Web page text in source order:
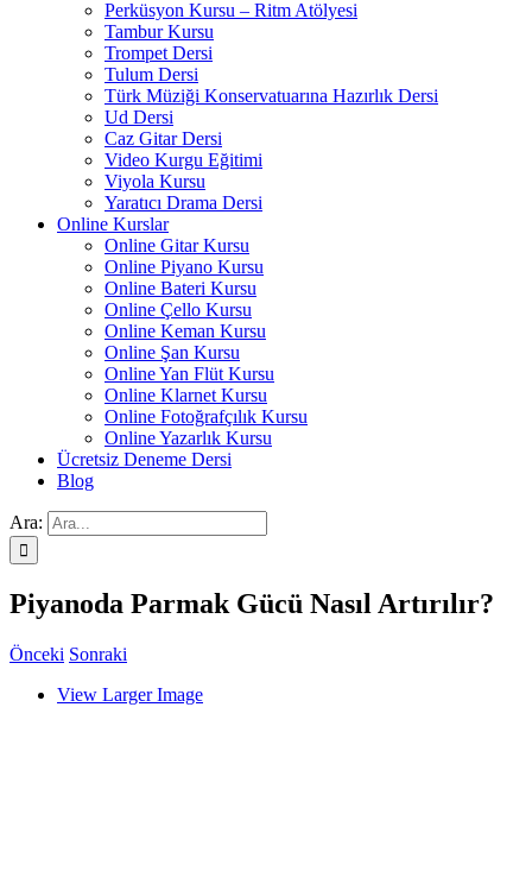
Perküsyon Kursu – Ritm Atölyesi
Tambur Kursu
Trompet Dersi
Tulum Dersi
Türk Müziği Konservatuarına Hazırlık Dersi
Ud Dersi
Caz Gitar Dersi
Video Kurgu Eğitimi
Viyola Kursu
Yaratıcı Drama Dersi
Online Kurslar
Online Gitar Kursu
Online Piyano Kursu
Online Bateri Kursu
Online Çello Kursu
Online Keman Kursu
Online Şan Kursu
Online Yan Flüt Kursu
Online Klarnet Kursu
Online Fotoğrafçılık Kursu
Online Yazarlık Kursu
Ücretsiz Deneme Dersi
Blog
Ara:
Piyanoda Parmak Gücü Nasıl Artırılır?
Önceki Sonraki
View Larger Image